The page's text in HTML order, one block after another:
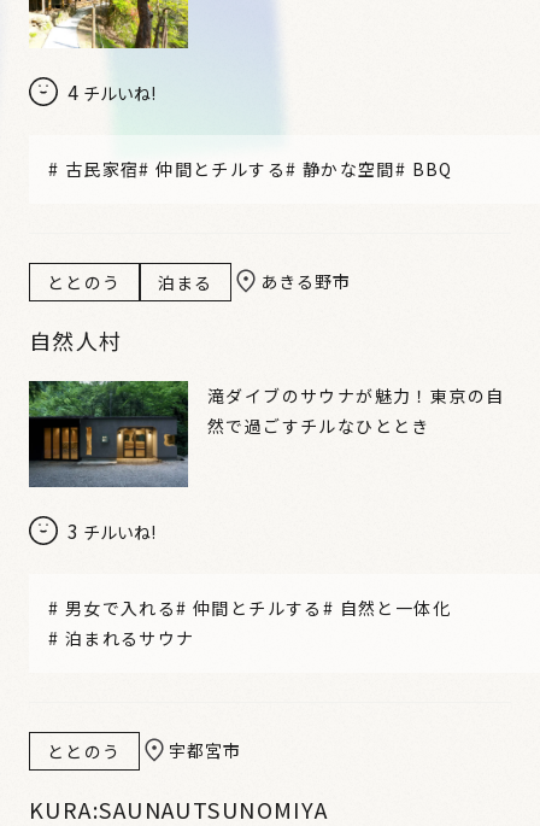
4 チルいね!
# 古民家宿#仲間とチルする# 静かな空間# BBQ
ととのう 泊まる あきる野市
自然人村
3 チルいね!
滝ダイブのサウナが魅力！東京の自
然で過ごすチルなひととき
# 男女で入れる#仲間とチルする # 自然と一体化
# 泊まれるサウナ
ととのう 宇都宮市
KURA:SAUNAUTSUNOMIYA